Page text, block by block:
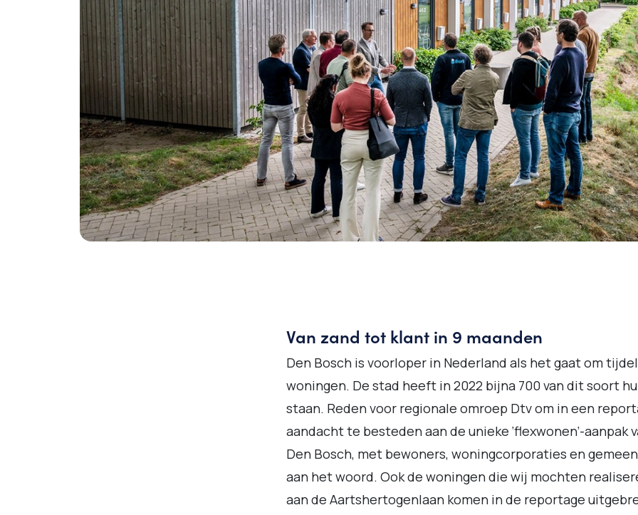
Van zand tot klant in 9 maanden
Den Bosch is voorloper in Nederland als het gaat om
woningen. De stad heeft in 2022 bijna 700 van dit soort
staan. Reden voor regionale omroep Dtv om in een
aandacht te besteden aan de unieke ‘flexwonen’-aanpak
Den Bosch, met bewoners, woningcorporaties en
aan het woord. Ook de woningen die wij mochten
aan de Aartshertogenlaan komen in de reportage